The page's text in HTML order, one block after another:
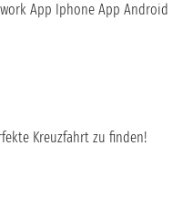
App Iphone App Android
Kreuzfahrt zu finden!